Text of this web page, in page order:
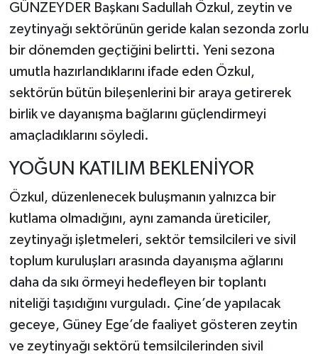
GÜNZEYDER Başkanı Sadullah Özkul, zeytin ve
zeytinyağı sektörünün geride kalan sezonda zorlu
bir dönemden geçtiğini belirtti. Yeni sezona
umutla hazırlandıklarını ifade eden Özkul,
sektörün bütün bileşenlerini bir araya getirerek
birlik ve dayanışma bağlarını güçlendirmeyi
amaçladıklarını söyledi.
YOĞUN KATILIM BEKLENİYOR
Özkul, düzenlenecek buluşmanın yalnızca bir
kutlama olmadığını, aynı zamanda üreticiler,
zeytinyağı işletmeleri, sektör temsilcileri ve sivil
toplum kuruluşları arasında dayanışma ağlarını
daha da sıkı örmeyi hedefleyen bir toplantı
niteliği taşıdığını vurguladı. Çine’de yapılacak
geceye, Güney Ege’de faaliyet gösteren zeytin
ve zeytinyağı sektörü temsilcilerinden sivil